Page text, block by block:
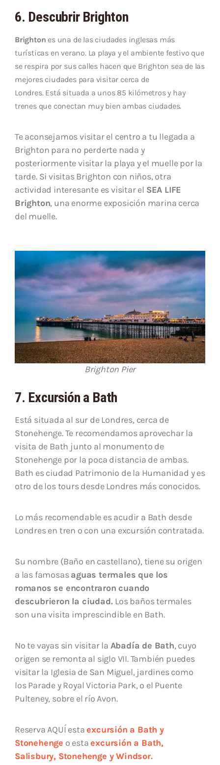
6. Descubrir Brighton
Brighton es una de las ciudades inglesas más
turísticas en verano. La playa y el ambiente festivo que
se respira por sus calles hacen que Brighton sea de las
mejores ciudades para visitar cerca de
Londres. Está situada a unos 85 kilómetros y hay
trenes que conectan muy bien ambas ciudades.
Te aconsejamos visitar el centro a tu llegada a
Brighton para no perderte nada y
posteriormente visitar la playa y el muelle por la
tarde. Si visitas Brighton con niños, otra
actividad interesante es visitar el SEA LIFE
Brighton, una enorme exposición marina cerca
del muelle.
Brighton Pier
7. Excursión a Bath
Está situada al sur de Londres, cerca de
Stonehenge. Te recomendamos aprovechar la
visita de Bath junto al monumento de
Stonehenge por la poca distancia de ambas.
Bath es ciudad Patrimonio de la Humanidad y es
otro de los tours desde Londres más conocidos.
Lo más recomendable es acudir a Bath desde
Londres en tren o con una excursión contratada.
Su nombre (Baño en castellano), tiene su origen
a las famosasaguas termales que los
romanos se encontraron cuando
descubrieron la ciudad. Los baños termales
son una visita imprescindible en Bath.
No te vayas sin visitar la Abadía de Bath, cuyo
origen se remonta al siglo VII. También puedes
visitar la Iglesia de San Miguel, jardines como
los Parade y Royal Victoria Park, o el Puente
Pulteney, sobre el río Avon.
Reserva AQUÍ estaexcursión a Bath y
Stonehenge o estaexcursión a Bath,
Salisbury, Stonehenge y Windsor.